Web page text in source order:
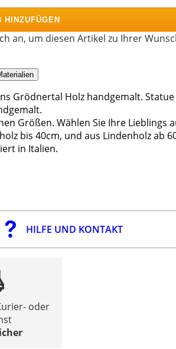
HINZUFÜGEN
an, um diesen Artikel zu Ihrer
Grödnertal Holz handgemalt.
Größen. Wählen Sie Ihre Lieblings
bis 40cm, und aus Lindenholz ab
in Italien.
HILFE UND KONTAKT
oder